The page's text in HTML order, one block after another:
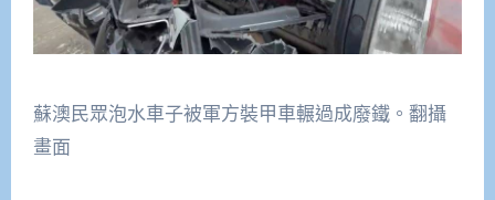
蘇澳民眾泡水車子被軍方裝甲車輾過成廢鐵。翻攝
畫面